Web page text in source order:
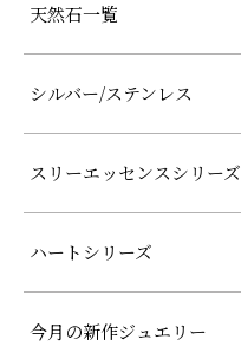
天然石一覧
シルバー/ステンレス
スリーエッセンスシリーズ
ハートシリーズ
今月の新作ジュエリー